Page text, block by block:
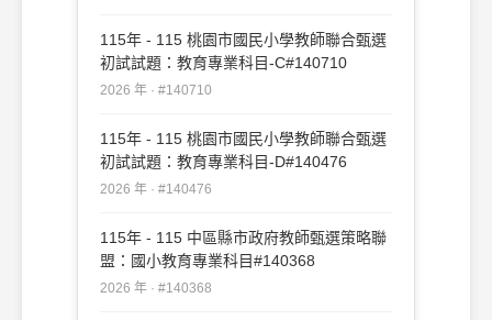
115年 - 115 桃園市國民小學教師聯合甄選
初試試題：教育專業科目-C#140710
2026 年 · #140710
115年 - 115 桃園市國民小學教師聯合甄選
初試試題：教育專業科目-D#140476
2026 年 · #140476
115年 - 115 中區縣市政府教師甄選策略聯
盟：國小教育專業科目#140368
2026 年 · #140368